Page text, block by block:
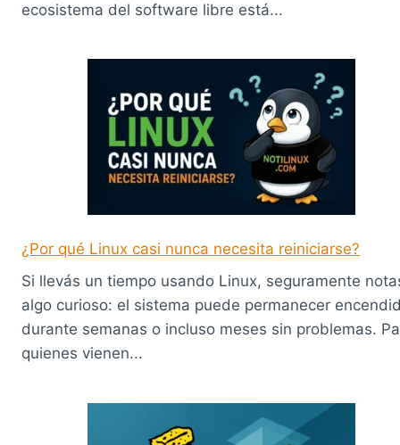
ecosistema del software libre está...
¿Por qué Linux casi nunca necesita reiniciarse?
Si llevás un tiempo usando Linux, seguramente
algo curioso: el sistema puede permanecer
durante semanas o incluso meses sin problemas.
quienes vienen...